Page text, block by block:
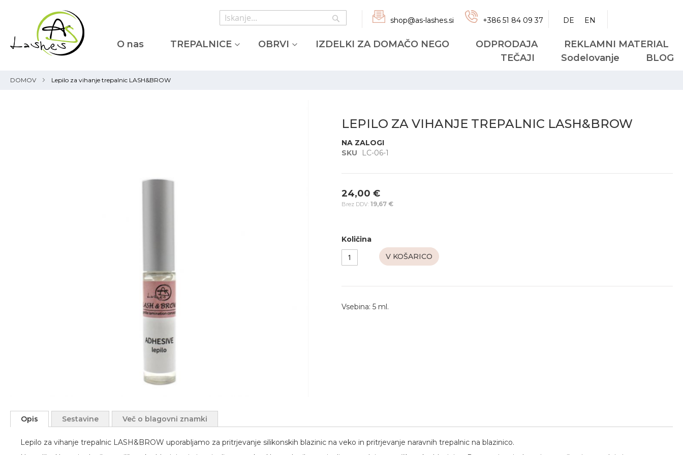
DE EN
shop@as-lashes.si
+386 51 84 09 37
O nas TREPALNICE OBRVI IZDELKI ZA DOMAČO NEGO ODPRODAJA
REKLAMNI MATERIAL
TEČAJI
Sodelovanje BLOG
DOMOV Lepilo za vihanje trepalnic LASH&BROW
LEPILO ZA VIHANJE TREPALNIC LASH&BROW
NA ZALOGI
SKU
LC-06-1
24,00 €
19,67 €
Količina
V KOŠARICO
Vsebina: 5 ml.
na
začetek
Opis
Lepilo za vihanje trepalnic LASH&BROW uporabljamo za pritrjevanje silikonskih blazinic na veko in pritrjevanje naravnih trepalnic na blazinico.
Sestavine Več o blagovni znamki